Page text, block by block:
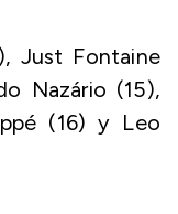
Just Fontaine
Nazário (15),
(16) y Leo